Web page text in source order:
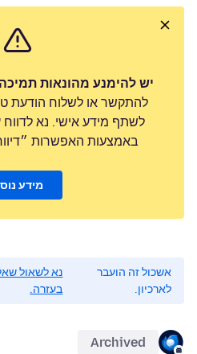
יש להימנע מהונאות
להתקשר או לשלוח הודעת
לשתף מידע אישי. נא
באמצעות האפשרות
מידע
אשכול זה הועבר
לארכיון.
נא לשאול
בעזרה.
Archived